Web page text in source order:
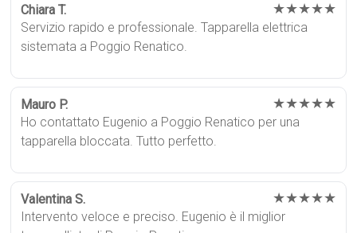
Chiara T. ★★★★★
Servizio rapido e professionale. Tapparella elettrica
sistemata a Poggio Renatico.
Mauro P. ★★★★★
Ho contattato Eugenio a Poggio Renatico per una
tapparella bloccata. Tutto perfetto.
Valentina S. ★★★★★
Intervento veloce e preciso. Eugenio è il miglior